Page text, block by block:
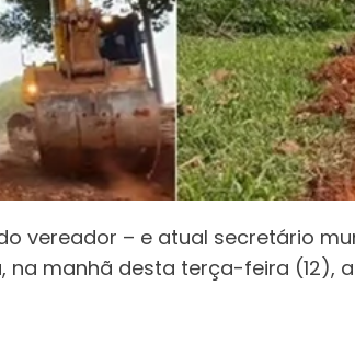
vereador – e atual secretário
na manhã desta terça-feira (12),